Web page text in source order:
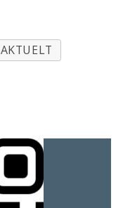
AKTUELT